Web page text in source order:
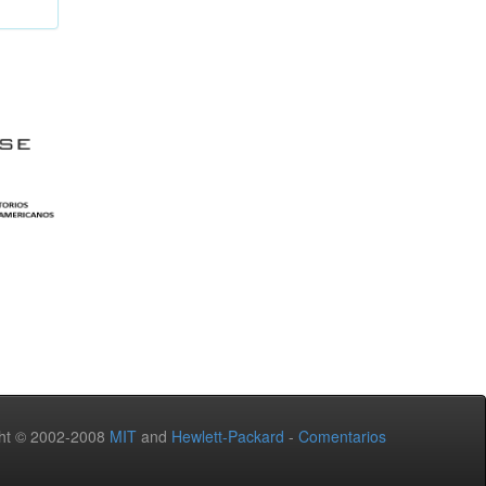
© 2002-2008 MIT and Hewlett-Packard - Comentarios